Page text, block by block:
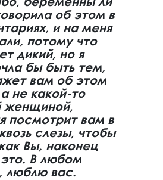
об этом в
и на меня
потому что
дикий, но я
бы быть тем,
вам об этом
не какой-то
женщиной,
посмотрит вам в
слезы, чтобы
Вы, наконец
это. В любом
люблю вас.